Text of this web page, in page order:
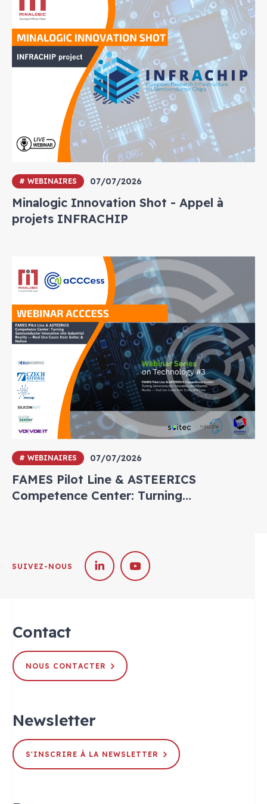
# WEBINAIRES 07/07/2026
Minalogic Innovation Shot - Appel à
projets INFRACHIP
# WEBINAIRES 07/07/2026
FAMES Pilot Line & ASTEERICS
Competence Center: Turning
SUIVEZ-NOUS
Contact
NOUS CONTACTER
Newsletter
S'INSCRIRE À LA NEWSLETTER